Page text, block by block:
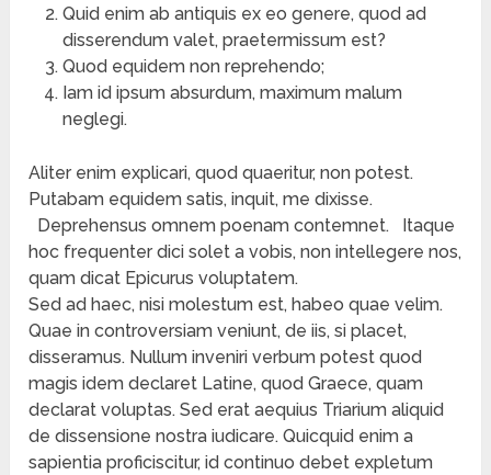
Quid enim ab antiquis ex eo genere, quod ad
disserendum valet, praetermissum est?
Quod equidem non reprehendo;
Iam id ipsum absurdum, maximum malum
neglegi.
Aliter enim explicari, quod quaeritur, non potest.
Putabam equidem satis, inquit, me dixisse.
Deprehensus omnem poenam contemnet.
Itaque
hoc frequenter dici solet a vobis, non intellegere nos,
quam dicat Epicurus voluptatem.
Sed ad haec, nisi molestum est, habeo quae velim.
Quae in controversiam veniunt, de iis, si placet,
disseramus. Nullum inveniri verbum potest quod
magis idem declaret Latine, quod Graece, quam
declarat voluptas. Sed erat aequius Triarium aliquid
de dissensione nostra iudicare. Quicquid enim a
sapientia proficiscitur, id continuo debet expletum